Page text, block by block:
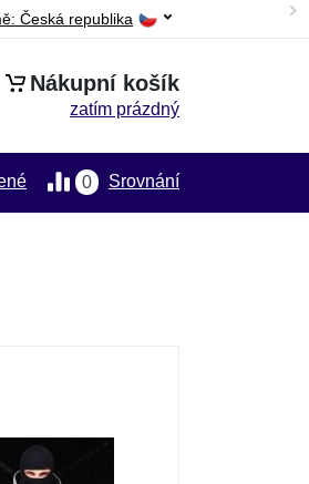
Česká republika
Nákupní košík
zatím prázdný
0 Srovnání